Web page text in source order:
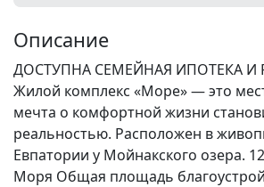
Описание
ДОСТУПНА СЕМЕЙНАЯ ИПОТЕКА И
Жилой комплекс «Море» — это
мечта о комфортной жизни
реальностью. Расположен в
Евпатории у Мойнакского озера.
Моря Общая площадь